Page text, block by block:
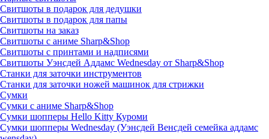
Свитшоты в подарок для дедушки
Свитшоты в подарок для папы
Свитшоты на заказ
Свитшоты с аниме Sharp&Shop
Свитшоты с принтами и надписями
Свитшоты Уэнсдей Аддамс Wednesday от Sharp&Shop
Станки для заточки инструментов
Станки для заточки ножей машинок для стрижки
Сумки
Сумки с аниме Sharp&Shop
Сумки шопперы Hello Kitty Куроми
Сумки шопперы Wednesday (Уэнсдей Венсдей семейка аддамс